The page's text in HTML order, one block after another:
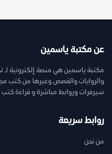
عن مكتبة ياسمين
مكتبة ياسمين هي منصة إلكترونية لـ
سيرفرات وروابط مباشرة و قراءة كتب
روابط سريعة
من نحن